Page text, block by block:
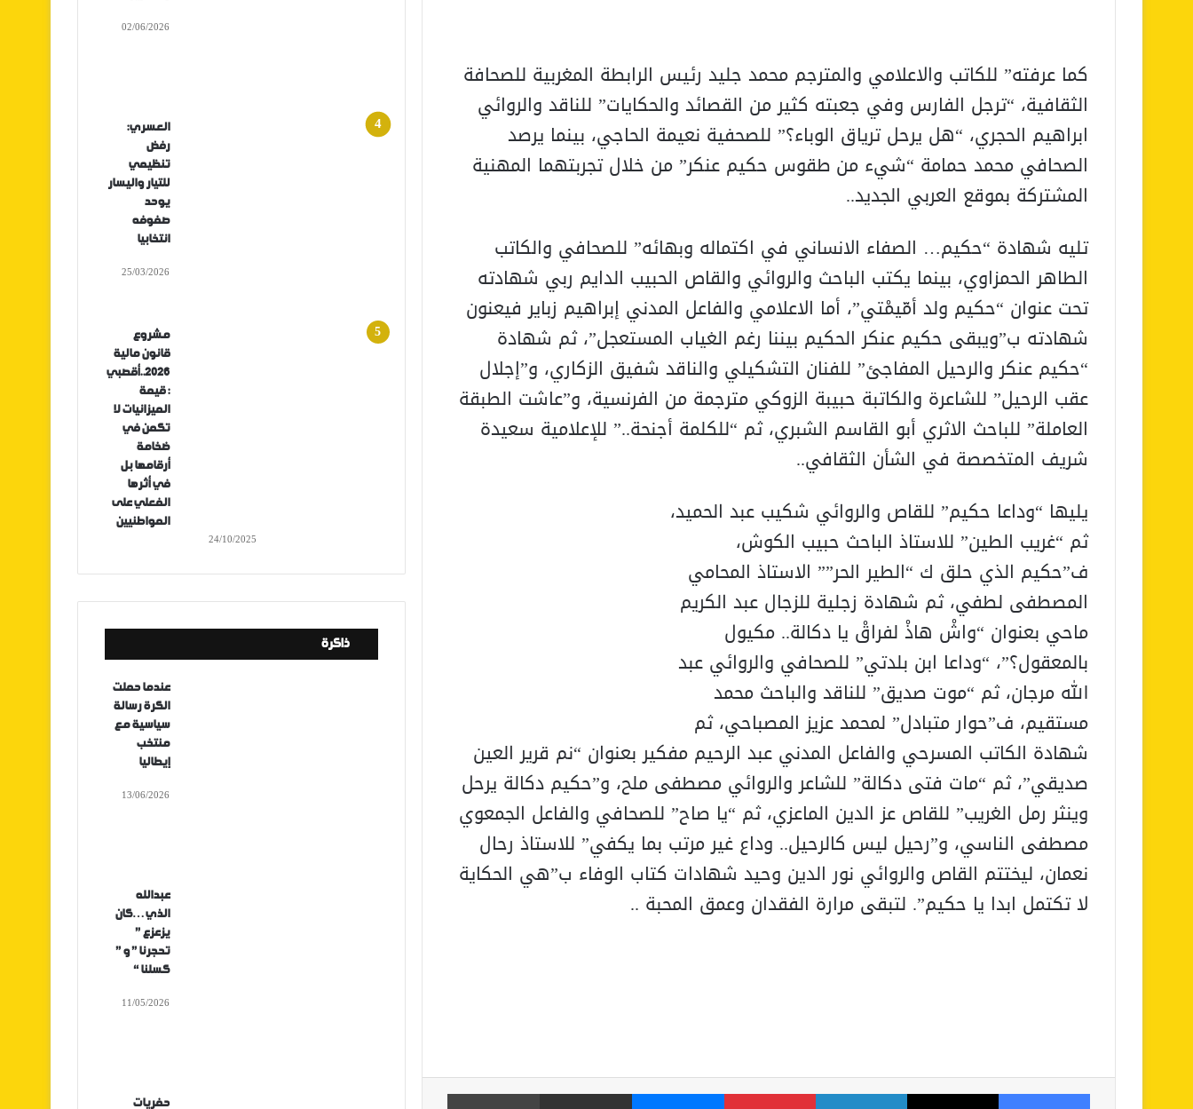
كما عرفته” للكاتب والاعلامي والمترجم محمد جليد رئيس الرابطة المغربية للصحافة
الثقافية، “ترجل الفارس وفي جعبته كثير من القصائد والحكايات” للناقد والروائي
ابراهيم الحجري، “هل يرحل ترياق الوباء؟” للصحفية نعيمة الحاجي، بينما يرصد
الصحافي محمد حمامة “شيء من طقوس حكيم عنكر” من خلال تجربتهما المهنية
المشتركة بموقع العربي الجديد..
تليه شهادة “حكيم… الصفاء الانساني في اكتماله وبهائه” للصحافي والكاتب
الطاهر الحمزاوي، بينما يكتب الباحث والروائي والقاص الحبيب الدايم ربي شهادته
تحت عنوان “حكيم ولد أمّيمْتي”، أما الاعلامي والفاعل المدني إبراهيم زباير فيعنون
شهادته ب”ويبقى حكيم عنكر الحكيم بيننا رغم الغياب المستعجل”، ثم شهادة
“حكيم عنكر والرحيل المفاجئ” للفنان التشكيلي والناقد شفيق الزكاري، و”إجلال
عقب الرحيل” للشاعرة والكاتبة حبيبة الزوكي مترجمة من الفرنسية، و”عاشت الطبقة
العاملة” للباحث الاثري أبو القاسم الشبري، ثم “للكلمة أجنحة..” للإعلامية سعيدة
شريف المتخصصة في الشأن الثقافي..
يليها “وداعا حكيم” للقاص والروائي شكيب عبد الحميد،
ثم “غريب الطين” للاستاذ الباحث حبيب الكوش،
ف”حكيم الذي حلق ك “الطير الحر”” الاستاذ المحامي
المصطفى لطفي، ثم شهادة زجلية للزجال عبد الكريم
ماحي بعنوان “واشْ هاذْ لفراقْ يا دكالة.. مكيول
بالمعقول؟”، “وداعا ابن بلدتي” للصحافي والروائي عبد
الله مرجان، ثم “موت صديق” للناقد والباحث محمد
مستقيم، ف”حوار متبادل” لمحمد عزيز المصباحي، ثم
شهادة الكاتب المسرحي والفاعل المدني عبد الرحيم مفكير بعنوان “نم قرير العين
صديقي”، ثم “مات فتى دكالة” للشاعر والروائي مصطفى ملح، و”حكيم دكالة يرحل
وينثر رمل الغريب” للقاص عز الدين الماعزي، ثم “يا صاح” للصحافي والفاعل الجمعوي
مصطفى الناسي، و”رحيل ليس كالرحيل.. وداع غير مرتب بما يكفي” للاستاذ رحال
نعمان، ليختتم القاص والروائي نور الدين وحيد شهادات كتاب الوفاء ب”هي الحكاية
لا تكتمل ابدا يا حكيم”. لتبقى مرارة الفقدان وعمق المحبة ..
فيسبوك ‫X لينكدإن بينتيريست ماسنجر مشاركة عبر البريد
02/06/2026
العسري:
رفض
تنظيمي
للتيار واليسار
يوحد
صفوفه
انتخابيا
25/03/2026
مشروع
قانون مالية
2026..أقصبي
: قيمة
الميزانيات لا
تكمن في
ضخامة
أرقامها بل
في أثرها
الفعلي على
المواطنيين
24/10/2025
ذاكرة
عندما حملت
الكرة رسالة
سياسية مع
منتخب
إيطاليا
13/06/2026
عبدالله
الذي…كان
يزعزع ”
تحجرنا ” و ”
كسلنا “
11/05/2026
حفريات